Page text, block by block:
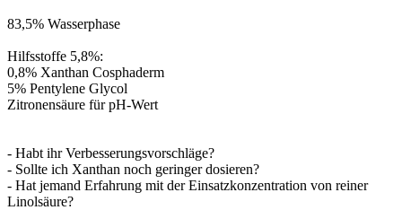
83,5% Wasserphase
Hilfsstoffe 5,8%:
0,8% Xanthan Cosphaderm
5% Pentylene Glycol
Zitronensäure für pH-Wert
- Habt ihr Verbesserungsvorschläge?
- Sollte ich Xanthan noch geringer dosieren?
- Hat jemand Erfahrung mit der Einsatzkonzentration von reiner
Linolsäure?